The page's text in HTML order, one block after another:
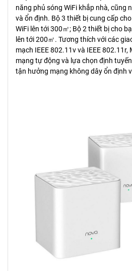
năng phủ sóng WiFi khắp nhà, cũng
và ổn định. Bộ 3 thiết bị cung cấp
WiFi lên tới 300㎡; Bộ 2 thiết bị cho
lên tới 200㎡. Tương thích với các
mạch IEEE 802.11v và IEEE
mạng tự động và lựa chọn định
tận hưởng mạng không dây ổn định